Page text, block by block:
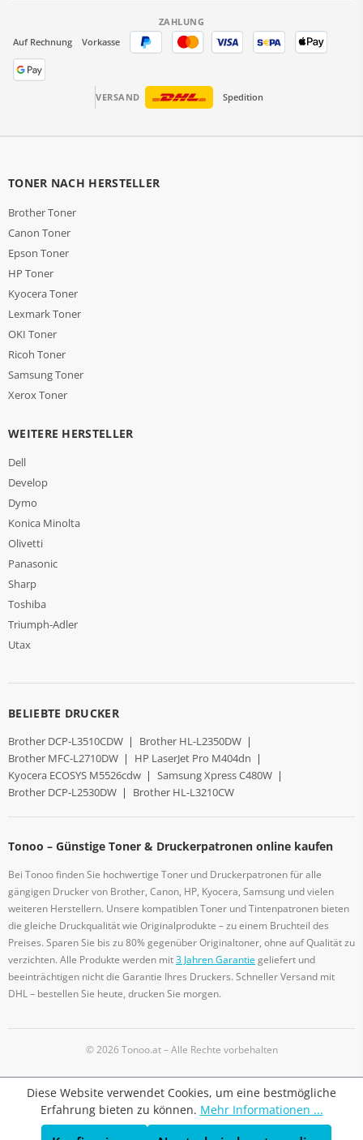
ZAHLUNG
Auf Rechnung
Vorkasse
VERSAND Spedition
TONER NACH HERSTELLER
Brother Toner
Canon Toner
Epson Toner
HP Toner
Kyocera Toner
Lexmark Toner
OKI Toner
Ricoh Toner
Samsung Toner
Xerox Toner
WEITERE HERSTELLER
Dell
Develop
Dymo
Konica Minolta
Olivetti
Panasonic
Sharp
Toshiba
Triumph-Adler
Utax
BELIEBTE DRUCKER
Brother DCP-L3510CDW | Brother HL-L2350DW |
Brother MFC-L2710DW | HP LaserJet Pro M404dn |
Kyocera ECOSYS M5526cdw | Samsung Xpress C480W |
Brother DCP-L2530DW | Brother HL-L3210CW
Tonoo – Günstige Toner & Druckerpatronen online kaufen
Bei Tonoo finden Sie hochwertige Toner und Druckerpatronen für alle
gängigen Drucker von Brother, Canon, HP, Kyocera, Samsung und vielen
weiteren Herstellern. Unsere kompatiblen Toner und Tintenpatronen bieten
die gleiche Druckqualität wie Originalprodukte – zu einem Bruchteil des
Preises. Sparen Sie bis zu 80% gegenüber Originaltoner, ohne auf Qualität zu
verzichten. Alle Produkte werden mit3 Jahren Garantiegeliefert und
beeinträchtigen nicht die Garantie Ihres Druckers. Schneller Versand mit
DHL – bestellen Sie heute, drucken Sie morgen.
© 2026 Tonoo.at – Alle Rechte vorbehalten
Diese Website verwendet Cookies, um eine bestmögliche
Erfahrung bieten zu können. Mehr Informationen ...